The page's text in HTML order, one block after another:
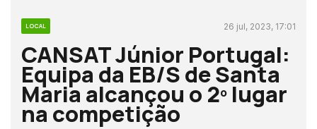
LOCAL 26 jul, 2023, 17:01
CANSAT Júnior Portugal:
Equipa da EB/S de Santa
Maria alcançou o 2º lugar
na competição